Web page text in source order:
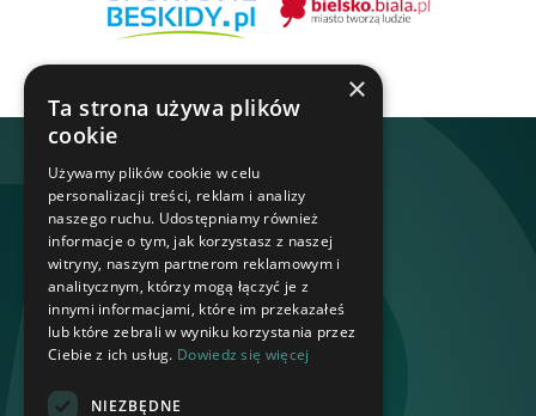
×
Ta strona używa plików
cookie
Używamy plików cookie w celu
personalizacji treści, reklam i analizy
naszego ruchu. Udostępniamy również
informacje o tym, jak korzystasz z naszej
witryny, naszym partnerom reklamowym i
analitycznym, którzy mogą łączyć je z
innymi informacjami, które im przekazałeś
lub które zebrali w wyniku korzystania przez
Ciebie z ich usług. Dowiedz się więcej
NIEZBĘDNE